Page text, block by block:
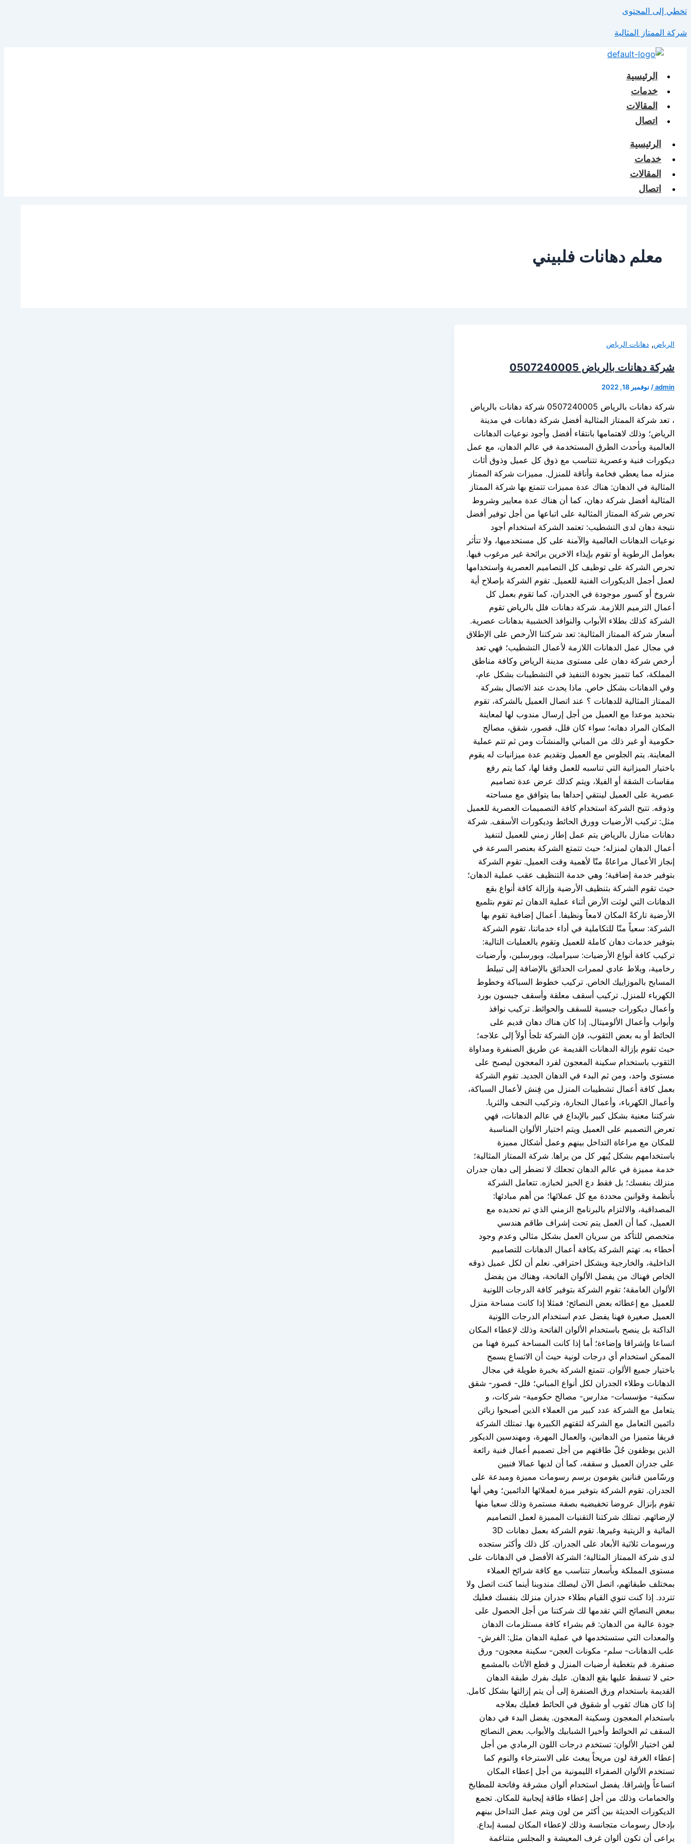
تخطي إلى المحتوى
شركة الممتاز المثالية
الرئيسية
خدمات
المقالات
اتصال
الرئيسية
خدمات
المقالات
اتصال
معلم دهانات فلبيني
الرياض, دهانات الرياض
شركة دهانات بالرياض 0507240005
admin
/ نوفمبر 18, 2022
شركة دهانات بالرياض 0507240005 شركة دهانات بالرياض
، تعد شركة الممتاز المثالية أفضل شركة دهانات في مدينة
الرياض؛ وذلك لاهتمامها بانتقاء أفضل وأجود نوعيات الدهانات
العالمية وبأحدث الطرق المستخدمة في عالم الدهان، مع عمل
ديكورات فنية وعصرية تتناسب مع ذوق كل عميل وذوق أثاث
منزله مما يعطي فخامة وأناقة للمنزل. مميزات شركة الممتاز
المثالية في الدهان: هناك عدة مميزات تتمتع بها شركة الممتاز
المثالية أفضل شركة دهان، كما أن هناك عدة معايير وشروط
تحرص شركة الممتاز المثالية على اتباعها من أجل توفير أفضل
نتيجة دهان لدى التشطيب: تعتمد الشركة استخدام أجود
نوعيات الدهانات العالمية والآمنة على كل مستخدميها، ولا تتأثر
بعوامل الرطوبة أو تقوم بإيذاء الاخرين برائحة غير مرغوب فيها.
تحرص الشركة على توظيف كل التصاميم العصرية واستخدامها
لعمل أجمل الديكورات الفنية للعميل. تقوم الشركة بإصلاح أية
شروخ أو كسور موجودة في الجدران، كما تقوم بعمل كل
أعمال الترميم اللازمة. شركة دهانات فلل بالرياض تقوم
الشركة كذلك بطلاء الأبواب والنوافذ الخشبية بدهانات عصرية.
أسعار شركة الممتاز المثالية: تعد شركتنا الأرخص على الإطلاق
في مجال عمل الدهانات اللازمة لأعمال التشطيب؛ فهي تعد
أرخص شركة دهان على مستوى مدينة الرياض وكافة مناطق
المملكة، كما تتميز بجودة التنفيذ في التشطيبات بشكل عام،
وفي الدهانات بشكل خاص. ماذا يحدث عند الاتصال بشركة
الممتاز المثالية للدهانات ؟ عند اتصال العميل بالشركة، تقوم
بتحديد موعدا مع العميل من أجل إرسال مندوب لها لمعاينة
المكان المراد دهانه؛ سواء كان فلل، قصور، شقق، مصالح
حكومية أو غير ذلك من المباني والمنشآت ومن ثم تتم عملية
المعاينة. يتم الجلوس مع العميل وتقديم عدة ميزانيات له يقوم
باختيار الميزانية التي تناسبه للعمل وقفا لها، كما يتم رفع
مقاسات الشقة أو الفيلا، ويتم كذلك عرض عدة تصاميم
عصرية على العميل لينتقي إحداها بما يتوافق مع مساحته
وذوقه. تتيح الشركة استخدام كافة التصميمات العصرية للعميل
مثل: تركيب الأرضيات وورق الحائط وديكورات الأسقف. شركة
دهانات منازل بالرياض يتم عمل إطار زمني للعميل لتنفيذ
أعمال الدهان لمنزله؛ حيث تتمتع الشركة بعنصر السرعة في
إنجاز الأعمال مراعاةً منّا لأهمية وقت العميل. تقوم الشركة
بتوفير خدمة إضافية؛ وهي خدمة التنظيف عقب عملية الدهان؛
حيث تقوم الشركة بتنظيف الأرضية وإزالة كافة أنواع بقع
الدهانات التي لوثت الأرض أثناء عملية الدهان ثم تقوم بتلميع
الأرضية تاركةً المكان لامعاً ونظيفا. أعمال إضافية تقوم بها
الشركة: سعياً منّا للتكاملية في أداء خدماتنا، تقوم الشركة
بتوفير خدمات دهان كاملة للعميل وتقوم بالعمليات التالية:
تركيب كافة أنواع الأرضيات: سيراميك، وبورسلين، وأرضيات
رخامية، وبلاط عادي لممرات الحدائق بالإضافة إلى تبيلط
المسابح بالموزاييك الخاص. تركيب خطوط السباكة وخطوط
الكهرباء للمنزل. تركيب أسقف معلقة وأسقف جبسون بورد
وأعمال ديكورات جبسية للسقف والحوائط. تركيب نوافذ
وأبواب وأعمال الألوميتال. إذا كان هناك دهان قديم على
الحائط أو به بعض الثقوب، فإن الشركة تلجأ أولاً إلى علاجه؛
حيث تقوم بإزالة الدهانات القديمة عن طريق الصنفرة ومداواة
الثقوب باستخدام سكينة المعجون لفرد المعجون ليصبح على
مستوى واحد، ومن ثم البدء في الدهان الجديد. تقوم الشركة
بعمل كافة أعمال تشطيبات المنزل من فِنش لأعمال السباكة،
وأعمال الكهرباء، وأعمال النجارة، وتركيب النجف والثريا.
شركتنا معنية بشكل كبير بالإبداع في عالم الدهانات، فهي
تعرض التصميم على العميل ويتم اختيار الألوان المناسبة
للمكان مع مراعاة التداخل بينهم وعمل أشكال مميزة
باستخدامهم بشكل يُبهر كل من يراها. شركة الممتاز المثالية؛
خدمة مميزة في عالم الدهان تجعلك لا تضطر إلى دهان جدران
منزلك بنفسك؛ بل فقط دع الخبز لخبازه. تتعامل الشركة
بأنظمة وقوانين محددة مع كل عملائها؛ من أهم مبادئها:
المصداقية، والالتزام بالبرنامج الزمني الذي تم تحديده مع
العميل، كما أن العمل يتم تحت إشراف طاقم هندسي
متخصص للتأكد من سريان العمل بشكل مثالي وعدم وجود
أخطاء به. تهتم الشركة بكافة أعمال الدهانات للتصاميم
الداخلية، والخارجية وبشكل احترافي. نعلم أن لكل عميل ذوقه
الخاص فهناك من يفضل الألوان الفاتحة، وهناك من يفضل
الألوان الغامقة؛ تقوم الشركة بتوفير كافة الدرجات اللونية
للعميل مع إعطائه بعض النصائح؛ فمثلا إذا كانت مساحة منزل
العميل صغيرة فهنا يفضل عدم استخدام الدرجات اللونية
الداكنة بل ينصح باستخدام الألوان الفاتحة وذلك لإعطاء المكان
اتساعا وإشراقا وإضاءة؛ أما إذا كانت المساحة كبيرة فهنا من
الممكن استخدام أي درجات لونية حيث أن الاتساع يسمح
باختيار جميع الألوان. تتمتع الشركة بخبرة طويلة في مجال
الدهانات وطلاء الجدران لكل أنواع المباني؛ فلل- قصور- شقق
سكنية- مؤسسات- مدارس- مصالح حكومية- شركات، و
يتعامل مع الشركة عدد كبير من العملاء الذين أصبحوا زبائن
دائمين التعامل مع الشركة لثقتهم الكبيرة بها. تمتلك الشركة
فريقا متميزا من الدهانين، والعمال المهرة، ومهندسين الديكور
الذين يوظفون جُلّ طاقتهم من أجل تصميم أعمال فنية رائعة
على جدران العميل و سقفه، كما أن لديها عمالا فنيين
ورسّامين فنانين يقومون برسم رسومات مميزة ومبدعة على
الجدران. تقوم الشركة بتوفير ميزة لعملائها الدائمين؛ وهي أنها
تقوم بإنزال عروضا تخفيضيه بصفة مستمرة وذلك سعيا منها
لإرضائهم. تمتلك شركتنا التقنيات المميزة لعمل التصاميم
المائية و الزيتية وغيرها. تقوم الشركة بعمل دهانات 3D
ورسومات ثلاثية الأبعاد على الجدران. كل ذلك وأكثر ستجده
لدى شركة الممتاز المثالية؛ الشركة الأفضل في الدهانات على
مستوى المملكة وبأسعار تتناسب مع كافة شرائح العملاء
بمختلف طبقاتهم، اتصل الآن ليصلك مندوبنا أينما كنت اتصل ولا
تتردد. إذا كنت تنوي القيام بطلاء جدران منزلك بنفسك فعليك
ببعض النصائح التي تقدمها لك شركتنا من أجل الحصول على
جودة عالية من الدهان: قم بشراء كافة مستلزمات الدهان
والمعدات التي ستستخدمها في عملية الدهان مثل: الفرش-
علب الدهانات- سلم- مكونات العجن- سكينة معجون- ورق
صنفرة. قم بتغطية أرضيات المنزل و قطع الأثاث بالمشمع
حتى لا تسقط عليها بقع الدهان. عليك بفرك طبقة الدهان
القديمة باستخدام ورق الصنفرة إلى أن يتم إزالتها بشكل كامل.
إذا كان هناك ثقوب أو شقوق في الحائط فعليك بعلاجه
باستخدام المعجون وسكينة المعجون. يفضل البدء في دهان
السقف ثم الحوائط وأخيرا الشبابيك والأبواب. بعض النصائح
لفن اختيار الألوان: تستخدم درجات اللون الرمادي من أجل
إعطاء الغرفة لون مريحاً يبعث على الاسترخاء والنوم كما
تستخدم الألوان الصفراء الليمونية من أجل إعطاء المكان
اتساعاً وإشراقا. يفضل استخدام ألوان مشرقة وفاتحة للمطابخ
والحمامات وذلك من أجل إعطاء طاقة إيجابية للمكان. تجمع
الديكورات الحديثة بين أكثر من لون ويتم عمل التداخل بينهم
بإدخال رسومات متجانسة وذلك لإعطاء المكان لمسة إبداع.
يراعى أن تكون ألوان غرف المعيشة و المجلس متناغمة